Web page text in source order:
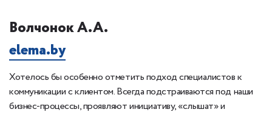
Волчонок А.А.
elema.by
Хотелось бы особенно отметить подход специалистов к
коммуникации с клиентом. Всегда подстраиваются под наши
бизнес-процессы, проявляют инициативу, «слышат» и